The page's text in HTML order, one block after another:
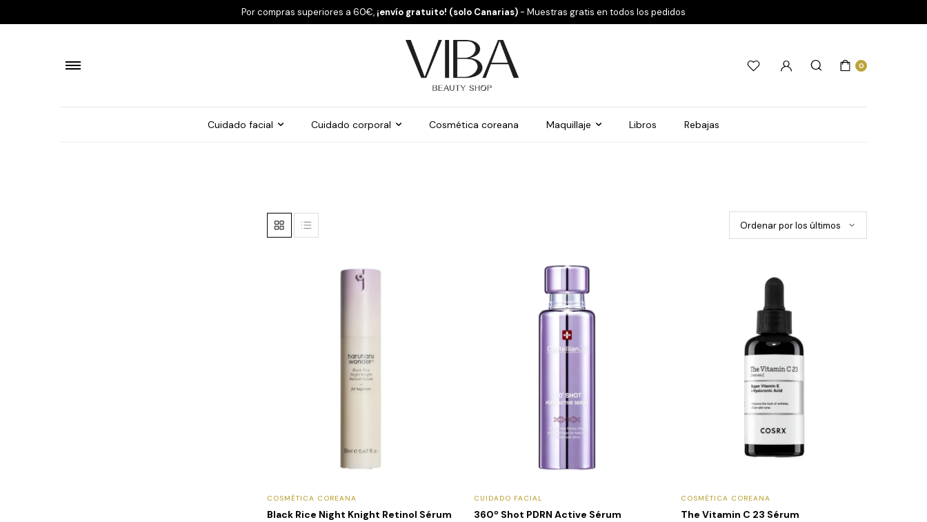
Por compras superiores a 60€, ¡envío gratuito! (solo Canarias) - Muestras gratis en todos los pedidos
0
Cuidado facial Cuidado corporal Cosmética coreana Maquillaje Libros Rebajas
COSMÉTICA COREANA
Black Rice Night Knight Retinol Sérum
CUIDADO FACIAL
360º Shot PDRN Active Sérum
COSMÉTICA COREANA
The Vitamin C 23 Sérum